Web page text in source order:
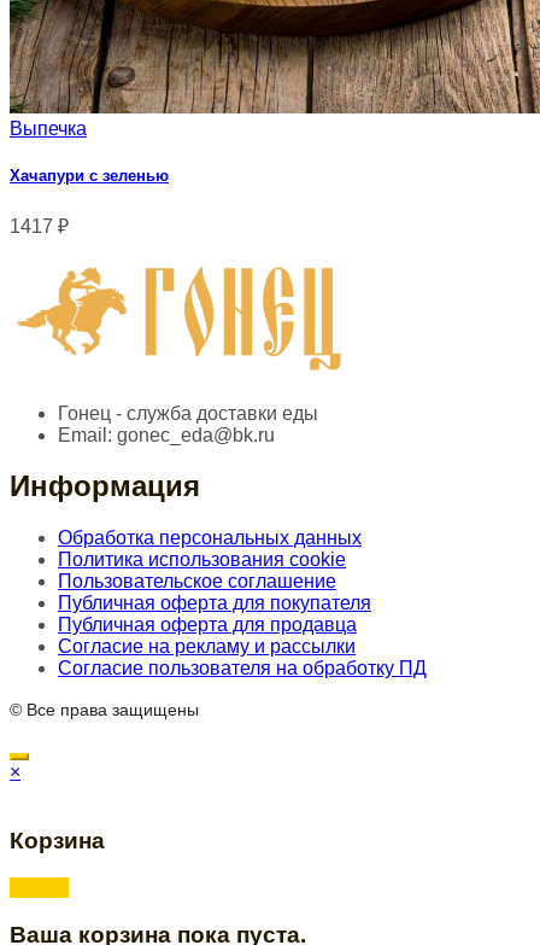
Выпечка
Хачапури с зеленью
1417 ₽
Гонец - служба доставки еды
Email: gonec_eda@bk.ru
Информация
Обработка персональных данных
Политика использования cookie
Пользовательское соглашение
Публичная оферта для покупателя
Публичная оферта для продавца
Согласие на рекламу и рассылки
Согласие пользователя на обработку ПД
© Все права защищены
×
Корзина
Ваша корзина пока пуста.